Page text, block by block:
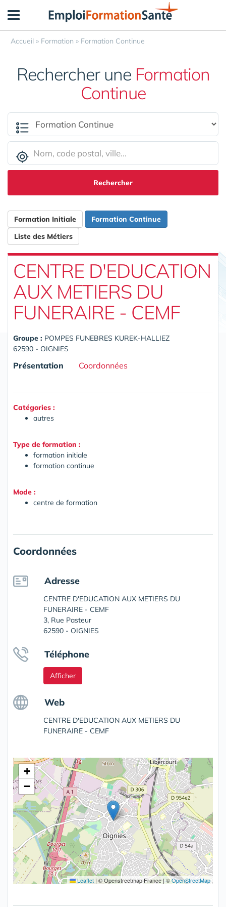
Accueil » Formation » Formation Continue
Rechercher une Formation
Continue
Rechercher
Formation Initiale
Formation Continue
Liste des Métiers
CENTRE D'EDUCATION
AUX METIERS DU
FUNERAIRE - CEMF
Groupe : POMPES FUNEBRES KUREK-HALLIEZ
62590 - OIGNIES
Présentation Coordonnées
Catégories :
autres
Type de formation :
formation initiale
formation continue
Mode :
centre de formation
Coordonnées
Adresse
CENTRE D'EDUCATION AUX METIERS DU
FUNERAIRE - CEMF
3, Rue Pasteur
62590 - OIGNIES
Téléphone
Afficher
Web
CENTRE D'EDUCATION AUX METIERS DU
FUNERAIRE - CEMF
+
−
Leaflet | © Openstreetmap France | ©OpenStreetMap